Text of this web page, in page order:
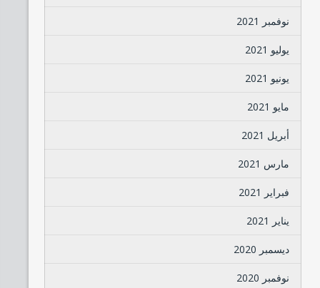
نوفمبر 2021
يوليو 2021
يونيو 2021
مايو 2021
أبريل 2021
مارس 2021
فبراير 2021
يناير 2021
ديسمبر 2020
نوفمبر 2020